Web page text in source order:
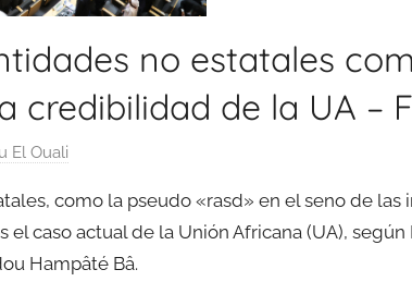
no estatales
credibilidad de la UA –
El Ouali
como la pseudo «rasd» en el seno de las
caso actual de la Unión Africana (UA), según
Hampâté Bâ.